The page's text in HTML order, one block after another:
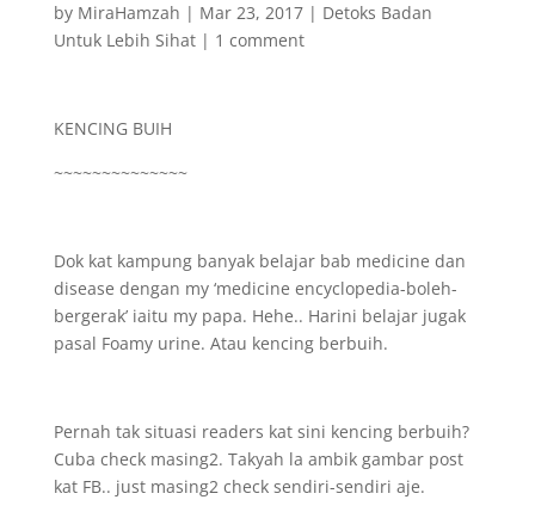
by MiraHamzah | Mar 23, 2017| Detoks Badan
Untuk Lebih Sihat| 1 comment
KENCING BUIH
~~~~~~~~~~~~~~
Dok kat kampung banyak belajar bab medicine dan
disease dengan my ‘medicine encyclopedia-boleh-
bergerak’ iaitu my papa. Hehe.. Harini belajar jugak
pasal Foamy urine. Atau kencing berbuih.
Pernah tak situasi readers kat sini kencing berbuih?
Cuba check masing2. Takyah la ambik gambar post
kat FB.. just masing2 check sendiri-sendiri aje.